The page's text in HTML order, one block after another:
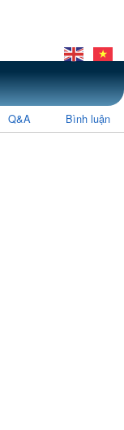
Q&A Bình luận